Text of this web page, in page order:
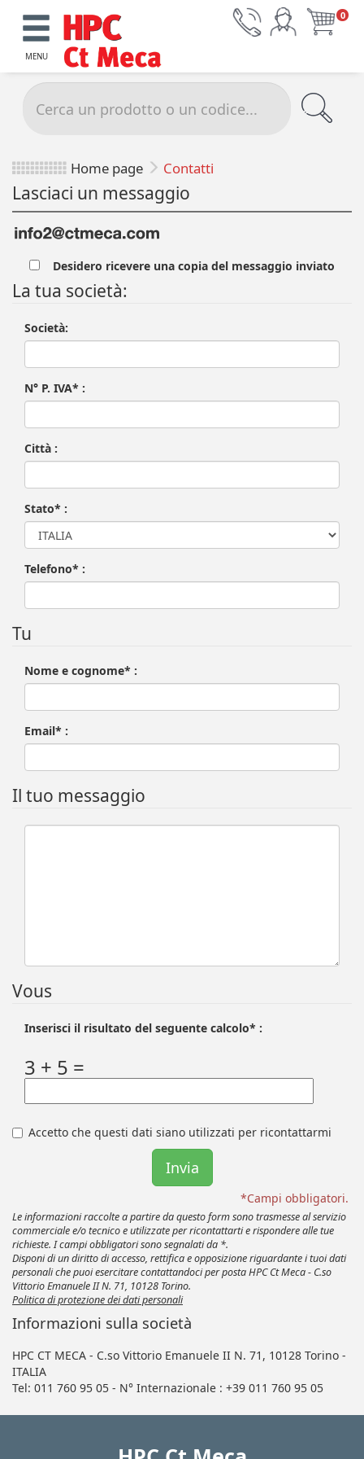
MENU
0
Home page Contatti
Lasciaci un messaggio
Desidero ricevere una copia del messaggio inviato
La tua società:
Società:
N° P. IVA* :
Città :
Stato* :
Telefono* :
Tu
Nome e cognome* :
Email* :
Il tuo messaggio
Vous
Inserisci il risultato del seguente calcolo* :
3 + 5 =
Accetto che questi dati siano utilizzati per ricontattarmi
*Campi obbligatori.
Le informazioni raccolte a partire da questo form sono trasmesse al servizio
commerciale e/o tecnico e utilizzate per ricontattarti e rispondere alle tue
richieste. I campi obbligatori sono segnalati da *.
Disponi di un diritto di accesso, rettifica e opposizione riguardante i tuoi dati
personali che puoi esercitare contattandoci per posta HPC Ct Meca - C.so
Vittorio Emanuele II N. 71, 10128 Torino.
Politica di protezione dei dati personali
Informazioni sulla società
HPC CT MECA - C.so Vittorio Emanuele II N. 71, 10128 Torino -
ITALIA
Tel: 011 760 95 05 - N° Internazionale : +39 011 760 95 05